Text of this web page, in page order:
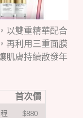
以雙重精華配合
再利用三重面膜
肌膚持續散發年
首次價
$880